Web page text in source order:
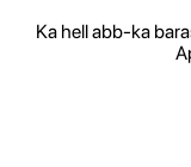
Ka hell abb-ka